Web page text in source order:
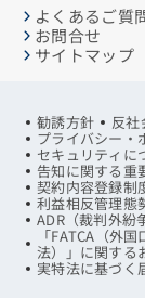
よくあるご質
お問合せ
サイトマップ
勧誘方針 反社
プライバシー・
セキュリティに
告知に関する重
契約内容登録制
利益相反管理態
ADR（裁判外紛
「FATCA（外
法）」に関する
実特法に基づく